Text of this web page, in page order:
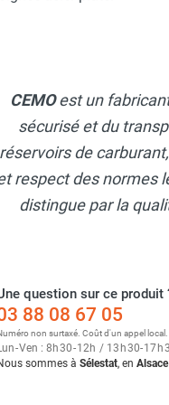
au fioul et
raccorder sur
avec brûleur
au fioul
PFV ovale 3 000
PFV vert 550 litres +
CEMOest un
sécurisé et du
réservoirs de
respect des normes
distingue par la
question sur ce produit
88 08 67 05
non surtaxé. Coût d'un appel local.
-Ven : 8h30-12h / 13h30-17h
sommes à Sélestat, en Alsace